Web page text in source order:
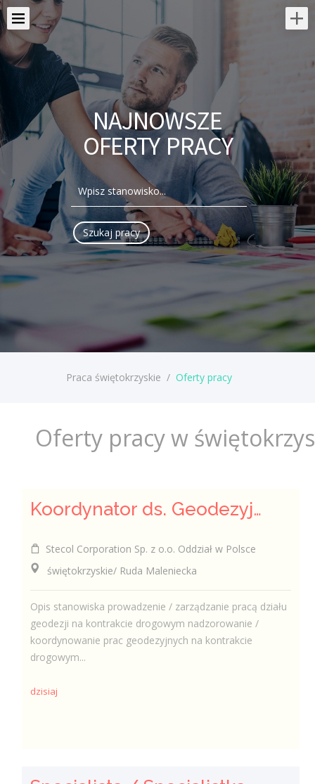
NAJNOWSZE
OFERTY PRACY
Praca świętokrzyskie / Oferty pracy
Oferty pracy w
Koordynator ds. Geodezyjnych
Stecol Corporation Sp. z o.o. Oddział w Polsce
świętokrzyskie/ Ruda Maleniecka
Opis stanowiska prowadzenie / zarządzanie pracą działu
geodezji na kontrakcie drogowym nadzorowanie /
koordynowanie prac geodezyjnych na kontrakcie
drogowym...
dzisiaj